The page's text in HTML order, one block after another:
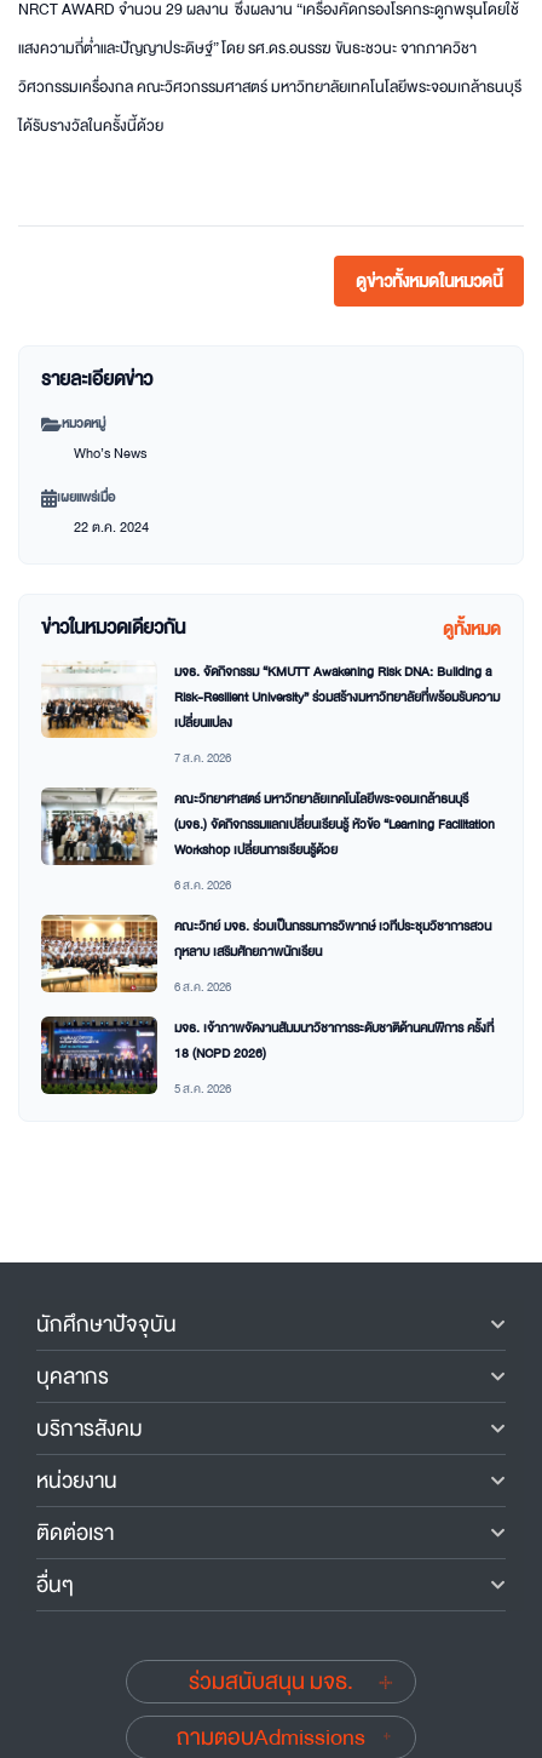
NRCT AWARD จำนวน 29 ผลงาน ซึ่งผลงาน “เครื่องคัดกรองโรคกระดูกพรุนโดยใช้
แสงความถี่ต่ำและปัญญาประดิษฐ์” โดย รศ.ดร.อนรรฆ ขันธะชวนะ จากภาควิชา
วิศวกรรมเครื่องกล คณะวิศวกรรมศาสตร์ มหาวิทยาลัยเทคโนโลยีพระจอมเกล้าธนบุรี
ได้รับรางวัลในครั้งนี้ด้วย
ดูข่าวทั้งหมดในหมวดนี้
รายละเอียดข่าว
หมวดหมู่
Who’s News
เผยแพร่เมื่อ
22 ต.ค. 2024
ข่าวในหมวดเดียวกัน ดูทั้งหมด
มจธ. จัดกิจกรรม “KMUTT Awakening Risk DNA: Building a
Risk-Resilient University” ร่วมสร้างมหาวิทยาลัยที่พร้อมรับความ
เปลี่ยนแปลง
7 ส.ค. 2026
คณะวิทยาศาสตร์ มหาวิทยาลัยเทคโนโลยีพระจอมเกล้าธนบุรี
(มจธ.) จัดกิจกรรมแลกเปลี่ยนเรียนรู้ หัวข้อ “Learning Facilitation
Workshop เปลี่ยนการเรียนรู้ด้วย
6 ส.ค. 2026
คณะวิทย์ มจธ. ร่วมเป็นกรรมการวิพากษ์ เวทีประชุมวิชาการสวน
กุหลาบ เสริมศักยภาพนักเรียน
6 ส.ค. 2026
มจธ. เจ้าภาพจัดงานสัมมนาวิชาการระดับชาติด้านคนพิการ ครั้งที่
18 (NCPD 2026)
5 ส.ค. 2026
นักศึกษาปัจจุบัน
บุคลากร
บริการสังคม
หน่วยงาน
ติดต่อเรา
อื่นๆ
ร่วมสนับสนุน มจธ.
ถามตอบAdmissions